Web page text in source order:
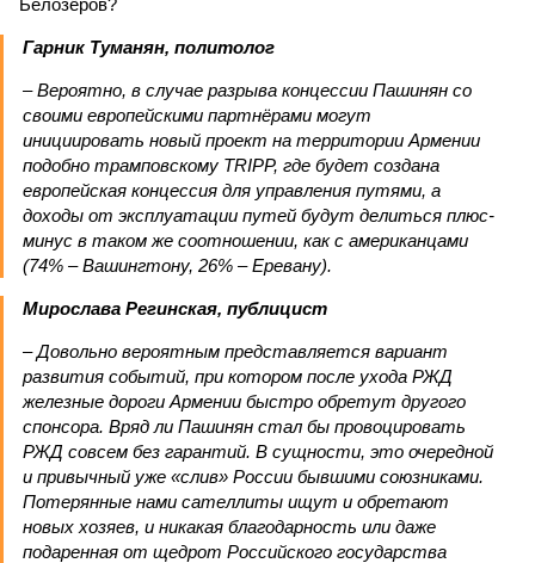
Белозёров?
Гарник Туманян, политолог
– Вероятно, в случае разрыва концессии Пашинян со
своими европейскими партнёрами могут
инициировать новый проект на территории Армении
подобно трамповскому TRIPP, где будет создана
европейская концессия для управления путями, а
доходы от эксплуатации путей будут делиться плюс-
минус в таком же соотношении, как с американцами
(74% – Вашингтону, 26% – Еревану).
Мирослава Регинская, публицист
– Довольно вероятным представляется вариант
развития событий, при котором после ухода РЖД
железные дороги Армении быстро обретут другого
спонсора. Вряд ли Пашинян стал бы провоцировать
РЖД совсем без гарантий. В сущности, это очередной
и привычный уже «слив» России бывшими союзниками.
Потерянные нами сателлиты ищут и обретают
новых хозяев, и никакая благодарность или даже
подаренная от щедрот Российского государства